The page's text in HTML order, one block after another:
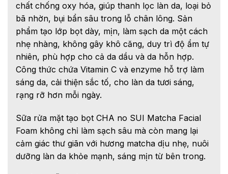
chất chống oxy hóa, giúp thanh lọc làn da, loại bỏ
bã nhờn, bụi bẩn sâu trong lỗ chân lông. Sản
phẩm tạo lớp bọt dày, mịn, làm sạch da một cách
nhẹ nhàng, không gây khô căng, duy trì độ ẩm tự
nhiên, phù hợp cho cả da dầu và da hỗn hợp.
Công thức chứa Vitamin C và enzyme hỗ trợ làm
sáng da, cải thiện sắc tố, cho làn da tươi sáng,
rạng rỡ hơn mỗi ngày.
Sữa rửa mặt tạo bọt CHA no SUI Matcha Facial
Foam không chỉ làm sạch sâu mà còn mang lại
cảm giác thư giãn với hương matcha dịu nhẹ, nuôi
dưỡng làn da khỏe mạnh, sáng mịn từ bên trong.